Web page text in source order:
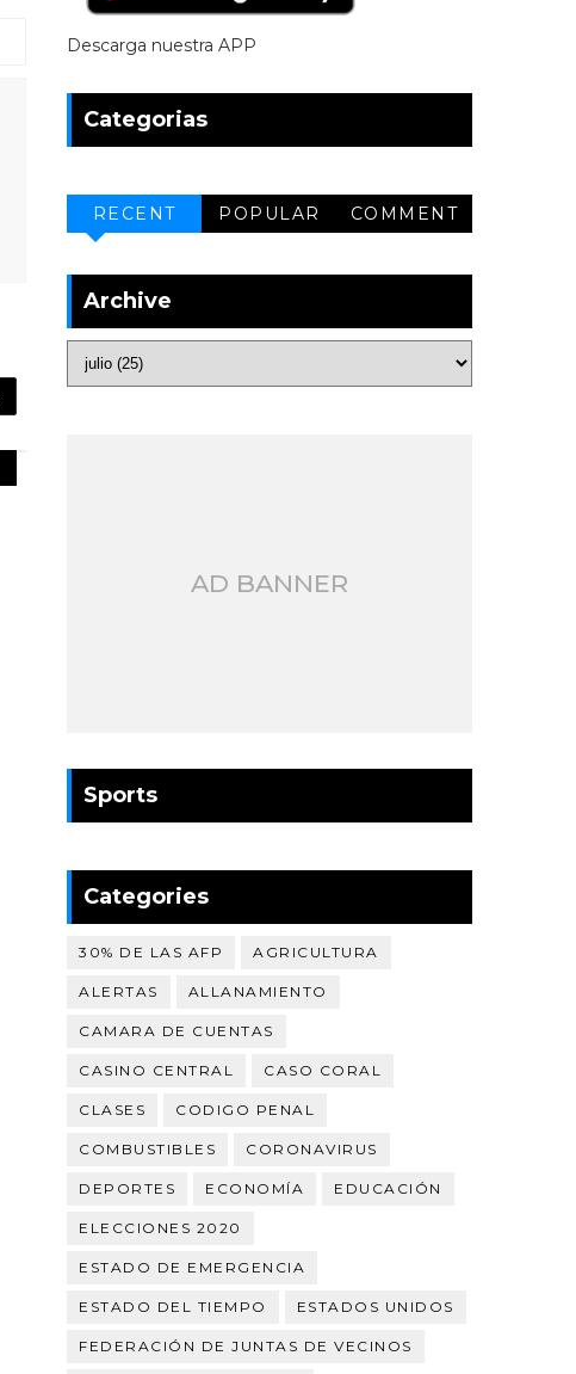
Descarga nuestra APP
Categorias
RECENT POPULAR COMMENT
Archive
AD BANNER
Sports
Categories
30% DE LAS AFP AGRICULTURA
ALERTAS ALLANAMIENTO
CAMARA DE CUENTAS
CASINO CENTRAL CASO CORAL
CLASES CODIGO PENAL
COMBUSTIBLES CORONAVIRUS
DEPORTES ECONOMÍA EDUCACIÓN
ELECCIONES 2020
ESTADO DE EMERGENCIA
ESTADO DEL TIEMPO ESTADOS UNIDOS
FEDERACIÓN DE JUNTAS DE VECINOS